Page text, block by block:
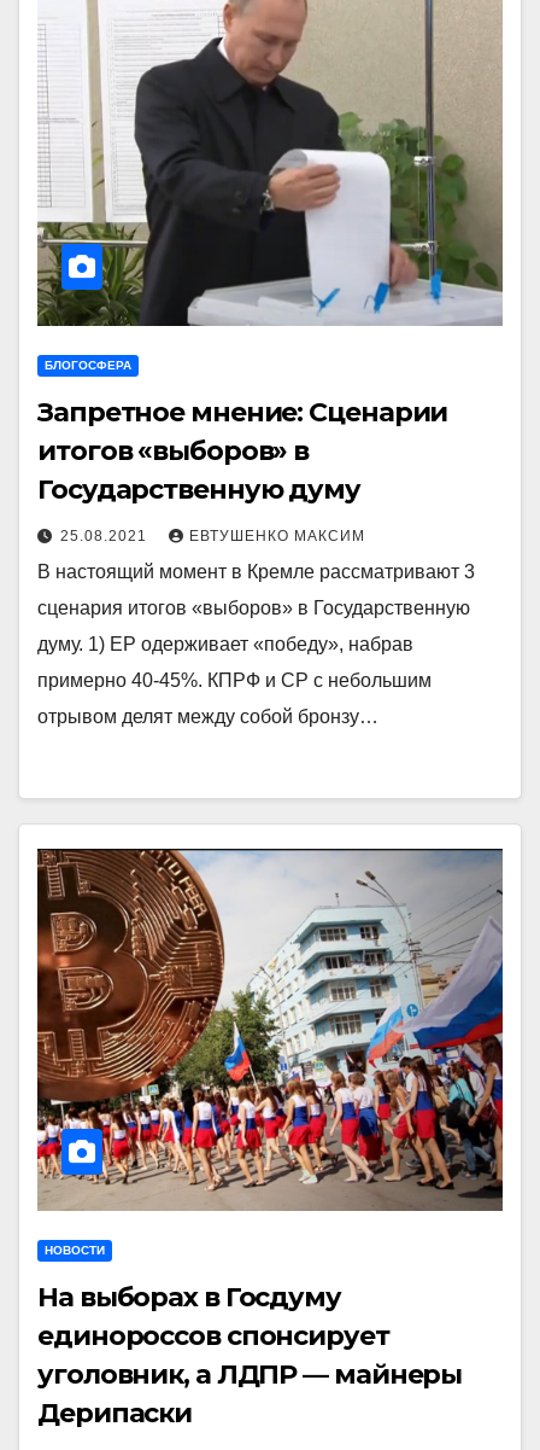
БЛОГОСФЕРА
Запретное мнение: Сценарии
итогов «выборов» в
Государственную думу
25.08.2021 ЕВТУШЕНКО МАКСИМ
В настоящий момент в Кремле рассматривают 3
сценария итогов «выборов» в Государственную
думу. 1) ЕР одерживает «победу», набрав
примерно 40-45%. КПРФ и СР с небольшим
отрывом делят между собой бронзу…
НОВОСТИ
На выборах в Госдуму
единороссов спонсирует
уголовник, а ЛДПР — майнеры
Дерипаски